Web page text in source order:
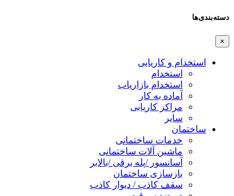
دسته‌بندی‌ها
×
استخدام و کاریابی
استخدام
استخدام بازاریاب
آماده به کار
مراکز کاریابی
سایر
ساختمان
خدمات ساختمانی
ماشین آلات ساختمانی
آسانسور /پله برقی /بالابر
بازسازی ساختمان
سقف کاذب / دیوار کاذب